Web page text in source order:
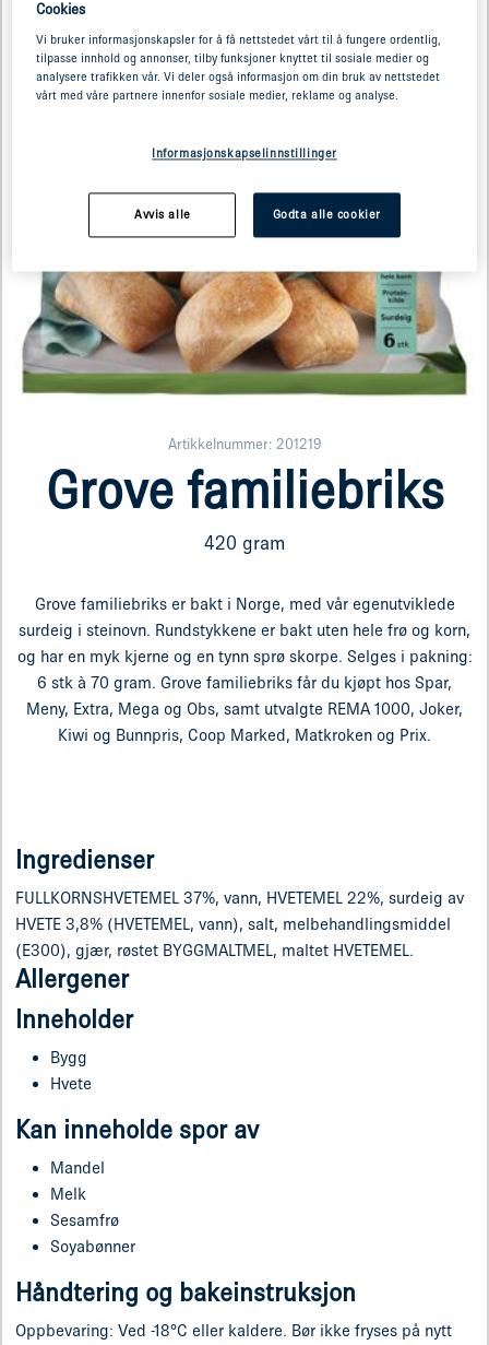
Artikkelnummer: 201219
Grove familiebriks
420 gram
Grove familiebriks er bakt i Norge, med vår egenutviklede
surdeig i steinovn. Rundstykkene er bakt uten hele frø og korn,
og har en myk kjerne og en tynn sprø skorpe. Selges i pakning:
6 stk à 70 gram. Grove familiebriks får du kjøpt hos Spar,
Meny, Extra, Mega og Obs, samt utvalgte REMA 1000, Joker,
Kiwi og Bunnpris, Coop Marked, Matkroken og Prix.
Ingredienser
FULLKORNSHVETEMEL 37%, vann, HVETEMEL 22%, surdeig av
HVETE 3,8% (HVETEMEL, vann), salt, melbehandlingsmiddel
(E300), gjær, røstet BYGGMALTMEL, maltet HVETEMEL.
Allergener
Inneholder
Bygg
Hvete
Kan inneholde spor av
Mandel
Melk
Sesamfrø
Soyabønner
Håndtering og bakeinstruksjon
Oppbevaring: Ved -18°C eller kaldere. Bør ikke fryses på nytt
Cookies
Vi bruker informasjonskapsler for å få nettstedet vårt til å fungere ordentlig,
tilpasse innhold og annonser, tilby funksjoner knyttet til sosiale medier og
analysere trafikken vår. Vi deler også informasjon om din bruk av nettstedet
vårt med våre partnere innenfor sosiale medier, reklame og analyse.
Informasjonskapselinnstillinger
Avvis alle Godta alle cookier